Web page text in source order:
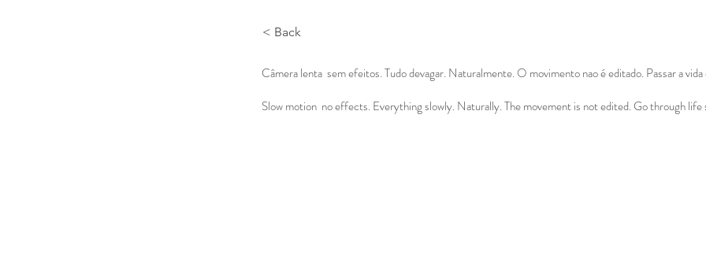
< Back
Câmera lenta sem efeitos. Tudo devagar. Naturalmente. O movimento nao é editado. Passar a vida
Slow motion no effects. Everything slowly. Naturally. The movement is not edited. Go through life